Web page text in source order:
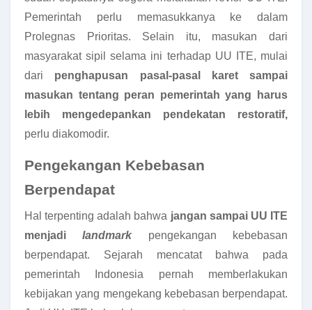
Pemerintah perlu memasukkanya ke dalam
Prolegnas Prioritas. Selain itu, masukan dari
masyarakat sipil selama ini terhadap UU ITE, mulai
dari penghapusan pasal-pasal karet sampai
masukan tentang peran pemerintah yang harus
lebih mengedepankan pendekatan restoratif,
perlu diakomodir.
Pengekangan Kebebasan
Berpendapat
Hal terpenting adalah bahwa jangan sampai UU ITE
menjadilandmark pengekangan kebebasan
berpendapat. Sejarah mencatat bahwa pada
pemerintah Indonesia pernah memberlakukan
kebijakan yang mengekang kebebasan berpendapat.